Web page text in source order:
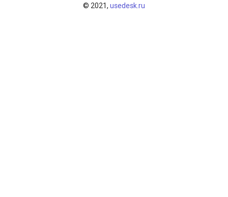
© 2021, usedesk.ru